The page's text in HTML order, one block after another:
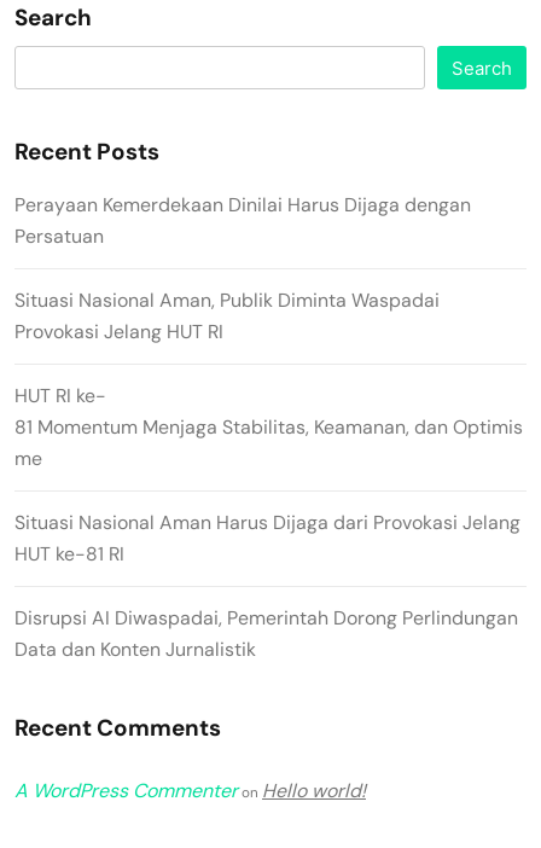
Search
Search
Recent Posts
Perayaan Kemerdekaan Dinilai Harus Dijaga dengan
Persatuan
Situasi Nasional Aman, Publik Diminta Waspadai
Provokasi Jelang HUT RI
HUT RI ke-
81 Momentum Menjaga Stabilitas, Keamanan, dan Optimis
me
Situasi Nasional Aman Harus Dijaga dari Provokasi Jelang
HUT ke-81 RI
Disrupsi AI Diwaspadai, Pemerintah Dorong Perlindungan
Data dan Konten Jurnalistik
Recent Comments
A WordPress Commenteron Hello world!